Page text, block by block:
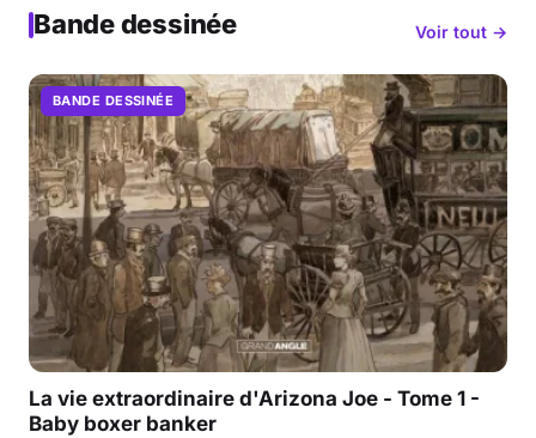
Bande dessinée Voir tout →
BANDE DESSINÉE
La vie extraordinaire d'Arizona Joe - Tome 1 -
Baby boxer banker